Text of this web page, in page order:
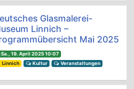
Glasmalerei-
Linnich –
Mai 2025
Sa., 19. April 2025 10:07
Linnich
Kultur Veranstaltungen